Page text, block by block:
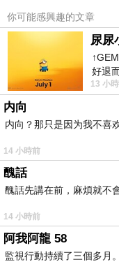
不同於一般絢
一格的隨性剪裁
著迷，自成一格
背景，有的只是
牌注
你可能感興趣的文章
尿尿
好退
年人
13 小
内向
内向？那只是因为我不喜
14 小時前
醜話
醜話先講在前，麻煩就不
14 小時前
阿我阿龍 58
監視行動持續了三個多月